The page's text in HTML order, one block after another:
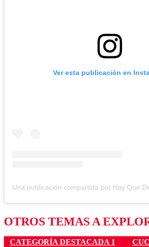
Ver esta publicación en
OTROS TEMAS A
CATEGORÍA DESTACADA 1